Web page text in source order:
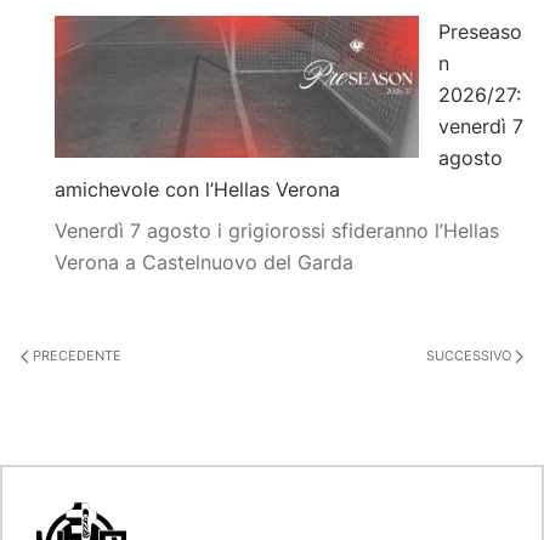
Preseaso
n
2026/27:
venerdì 7
agosto
amichevole con l’Hellas Verona
Venerdì 7 agosto i grigiorossi sfideranno l’Hellas
Verona a Castelnuovo del Garda
PRECEDENTE SUCCESSIVO